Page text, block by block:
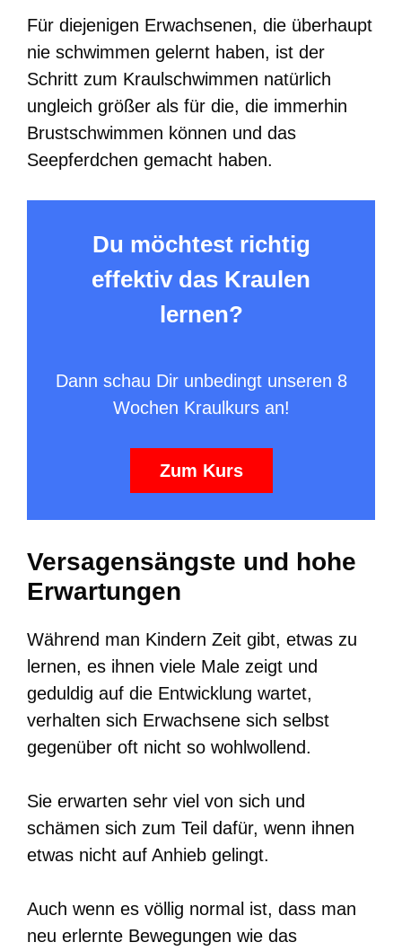
Für diejenigen Erwachsenen, die überhaupt
nie schwimmen gelernt haben, ist der
Schritt zum Kraulschwimmen natürlich
ungleich größer als für die, die immerhin
Brustschwimmen können und das
Seepferdchen gemacht haben.
Du möchtest richtig
effektiv das Kraulen
lernen?
Dann schau Dir unbedingt unseren 8
Wochen Kraulkurs an!
Zum Kurs
Versagensängste und hohe
Erwartungen
Während man Kindern Zeit gibt, etwas zu
lernen, es ihnen viele Male zeigt und
geduldig auf die Entwicklung wartet,
verhalten sich Erwachsene sich selbst
gegenüber oft nicht so wohlwollend.
Sie erwarten sehr viel von sich und
schämen sich zum Teil dafür, wenn ihnen
etwas nicht auf Anhieb gelingt.
Auch wenn es völlig normal ist, dass man
neu erlernte Bewegungen wie das